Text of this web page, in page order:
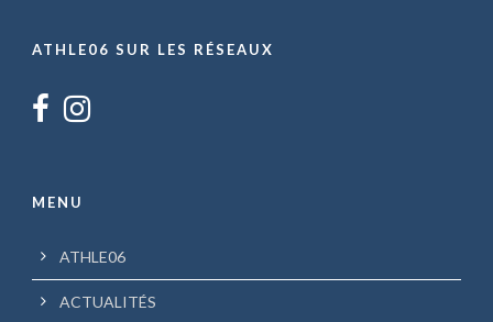
ATHLE06 SUR LES RÉSEAUX
MENU
ATHLE06
ACTUALITÉS